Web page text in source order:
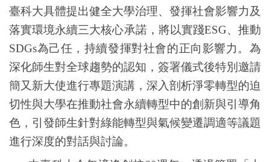
臺科大具體提出健全大學治理、發揮社會影響力及
落實環境永續三大核心承諾，將以實踐ESG、推動
SDGs為己任，持續發揮對社會的正向影響力。為
深化師生對全球趨勢的認知，簽署儀式後特別邀請
簡又新大使進行專題演講，深入剖析淨零轉型的迫
切性與大學在推動社會永續轉型中的創新與引導角
色，引發師生針對綠能轉型與氣候變遷調適等議題
進行深度的對話與討論。